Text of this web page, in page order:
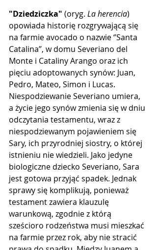
"Dziedziczka" (oryg. La herencia)
opowiada historię rozgrywającą się
na farmie avocado o nazwie ‘’Santa
Catalina’’, w domu Severiano del
Monte i Cataliny Arango oraz ich
pięciu adoptowanych synów: Juan,
Pedro, Mateo, Simon i Lucas.
Niespodziewanie Severiano umiera,
a życie jego synów zmienia się w dniu
odczytania testamentu, wraz z
niespodziewanym pojawieniem się
Sary, ich przyrodniej siostry, o której
istnieniu nie wiedzieli. Jako jedyne
biologiczne dziecko Severiano, Sara
jest gotowa przyjąć spadek. Jednak
sprawy się komplikują, ponieważ
testament zawiera klauzulę
warunkową, zgodnie z którą
sześcioro rodzeństwa musi mieszkać
na farmie przez rok, aby nie stracić